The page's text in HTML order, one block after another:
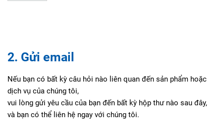
2. Gửi email
Nếu bạn có bất kỳ câu hỏi nào liên quan đến sản phẩm hoặc
dịch vụ của chúng tôi,
vui lòng gửi yêu cầu của bạn đến bất kỳ hộp thư nào sau đây,
và bạn có thể liên hệ ngay với chúng tôi.